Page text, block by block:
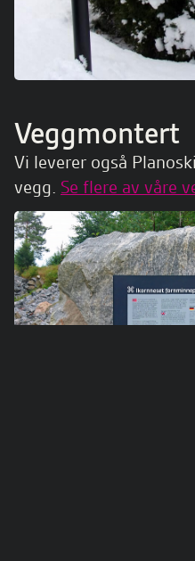
Veggmontert
Vi leverer også
vegg. Se flere av våre